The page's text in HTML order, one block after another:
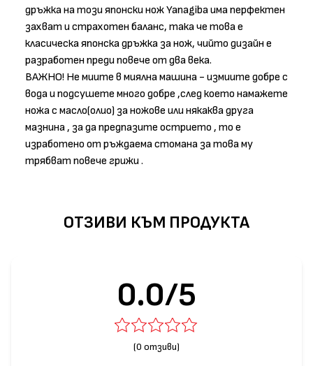
дръжка на този японски нож Yanagiba има перфектен
захват и страхотен баланс, така че това е
класическа японска дръжка за нож, чийто дизайн е
разработен преди повече от два века.
ВАЖНО! Не миите в миялна машина - измиите добре с
вода и подсушете много добре ,след което намажете
ножа с масло(олио) за ножове или някаква друга
мазнина , за да предпазите острието , то е
изработено от ръждаема стомана за това му
трябват повече грижи .
ОТЗИВИ КЪМ ПРОДУКТА
0.0/5
(0 отзиви)